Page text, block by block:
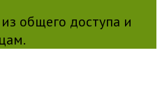
общего доступа и